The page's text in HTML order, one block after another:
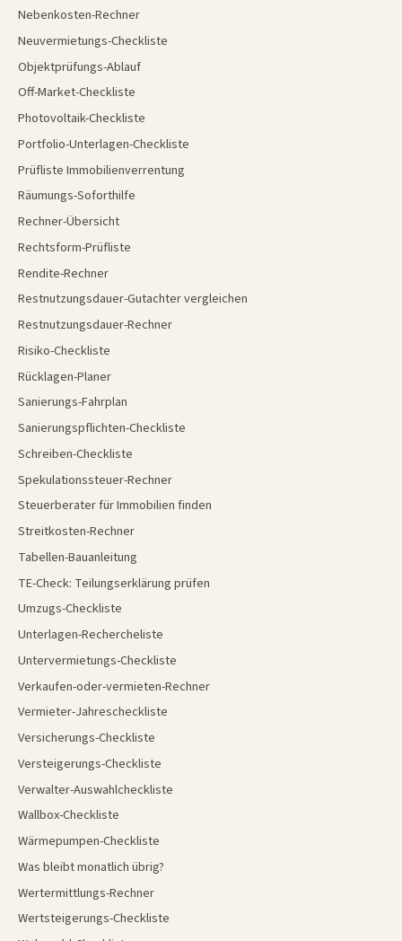
Nebenkosten-Rechner
Neuvermietungs-Checkliste
Objektprüfungs-Ablauf
Off-Market-Checkliste
Photovoltaik-Checkliste
Portfolio-Unterlagen-Checkliste
Prüfliste Immobilienverrentung
Räumungs-Soforthilfe
Rechner-Übersicht
Rechtsform-Prüfliste
Rendite-Rechner
Restnutzungsdauer-Gutachter vergleichen
Restnutzungsdauer-Rechner
Risiko-Checkliste
Rücklagen-Planer
Sanierungs-Fahrplan
Sanierungspflichten-Checkliste
Schreiben-Checkliste
Spekulationssteuer-Rechner
Steuerberater für Immobilien finden
Streitkosten-Rechner
Tabellen-Bauanleitung
TE-Check: Teilungserklärung prüfen
Umzugs-Checkliste
Unterlagen-Rechercheliste
Untervermietungs-Checkliste
Verkaufen-oder-vermieten-Rechner
Vermieter-Jahrescheckliste
Versicherungs-Checkliste
Versteigerungs-Checkliste
Verwalter-Auswahlcheckliste
Wallbox-Checkliste
Wärmepumpen-Checkliste
Was bleibt monatlich übrig?
Wertermittlungs-Rechner
Wertsteigerungs-Checkliste